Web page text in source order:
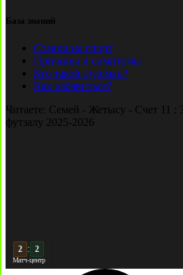
База знаний
Ставки на спорт
Причины и симптомы
Кто такой лудоман?
Как избавиться?
Читаете: Семей - Жетысу - Счет 11 :
футзалу 2025-2026
3 : 2
Матч-центр